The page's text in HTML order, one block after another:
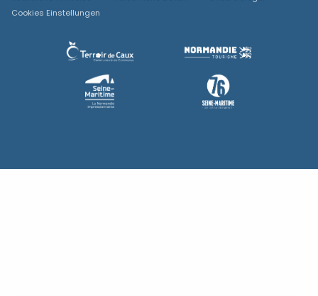
Cookies Einstellungen